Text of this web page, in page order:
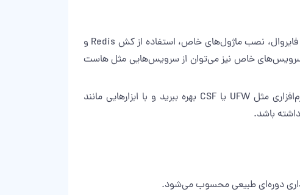
اگر سایت شما به‌صورت مداوم به سقف منابع هاست اشتراکی می‌رسد، خطاهای ۵۰۸ یا ۵۰۳ می‌بینید، یا برای تنظیم فایروال، نصب ماژول‌های خاص، استفاده از کش Redis و
هاست
در VPS می‌توانید وردپرس را روی پشته دلخواه (مثلا Nginx + PHP-FPM + MariaDB) راه‌اندازی کنید، از فایروال نرم‌افزاری مثل UFW یا CSF بهره ببرید و با ابزارهایی مانند